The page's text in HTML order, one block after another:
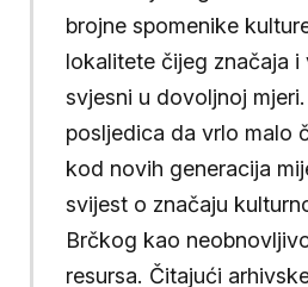
brojne spomenike
lokalitete čijeg značaja i
svjesni u dovoljnoj
posljedica da vrlo malo
kod novih generacija
svijest o značaju
Brčkog kao
resursa. Čitajući